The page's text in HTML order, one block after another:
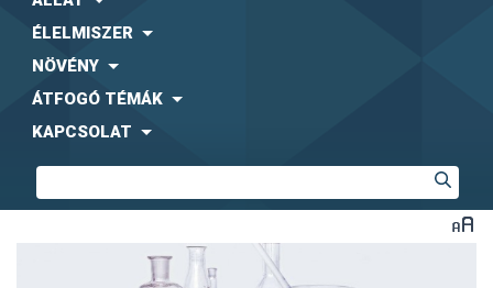
ÉLELMISZER
NÖVÉNY
ÁTFOGÓ TÉMÁK
KAPCSOLAT